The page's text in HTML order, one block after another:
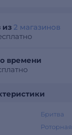
из 2 магазинов
времени
Бритва
Роторная